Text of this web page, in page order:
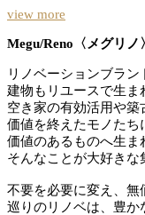
view more
Megu/Reno〈メグリノ〉
リノベーションブラン
建物もリユースで生ま
空き家の有効活用や築
価値を終えたモノたち
価値のあるものへ生ま
そんなことが大好きな
不要を必要に変え、無
巡りのリノベは、豊か